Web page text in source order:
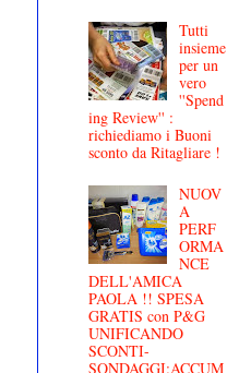
Tutti
insieme
per un
vero
''Spend
ing Review'' :
richiediamo i Buoni
sconto da Ritagliare !
NUOV
A
PERF
ORMA
NCE
DELL'AMICA
PAOLA !! SPESA
GRATIS con P&G
UNIFICANDO
SCONTI-
SONDAGGI:ACCUM